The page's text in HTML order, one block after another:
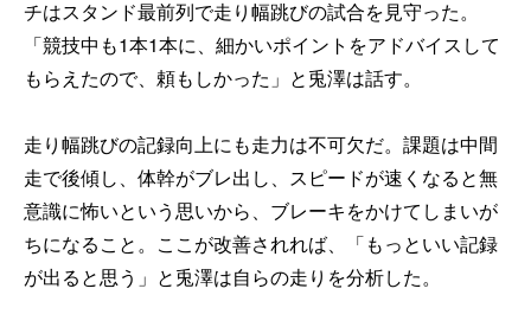
チはスタンド最前列で走り幅跳びの試合を見守った。
「競技中も1本1本に、細かいポイントをアドバイスして
もらえたので、頼もしかった」と兎澤は話す。
走り幅跳びの記録向上にも走力は不可欠だ。課題は中間
走で後傾し、体幹がブレ出し、スピードが速くなると無
意識に怖いという思いから、ブレーキをかけてしまいが
ちになること。ここが改善されれば、「もっといい記録
が出ると思う」と兎澤は自らの走りを分析した。